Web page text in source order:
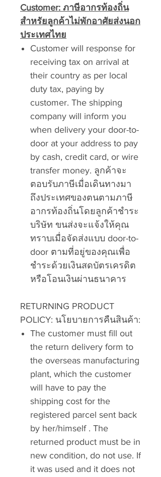
Customer: ภาษีอากรท้องถิ่น
สำหรัยลูกค้าไม่พักอาศัยส่งนอก
ประเทศไทย
Customer will response for
receiving tax on arrival at
their country as per local
duty tax, paying by
customer. The shipping
company will inform you
when delivery your door-to-
door at your address to pay
by cash, credit card, or wire
transfer money. ลูกค้าจะ
ตอบรับภาษีเมื่อเดินทางมา
ถึงประเทศของตนตามภาษี
อากรท้องถิ่นโดยลูกค้าชำระ
บริษัท ขนส่งจะแจ้งให้คุณ
ทราบเมื่อจัดส่งแบบ door-to-
door ตามที่อยู่ของคุณเพื่อ
ชำระด้วยเงินสดบัตรเครดิต
หรือโอนเงินผ่านธนาคาร
RETURNING PRODUCT
POLICY: นโยบายการคืนสินค้า:
The customer must fill out
the return delivery form to
the overseas manufacturing
plant, which the customer
will have to pay the
shipping cost for the
registered parcel sent back
by her/himself . The
returned product must be in
new condition, do not use. If
it was used and it does not